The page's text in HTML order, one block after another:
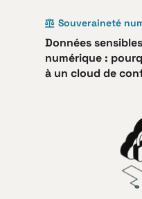
Souveraineté
Données
numérique :
à un cloud de